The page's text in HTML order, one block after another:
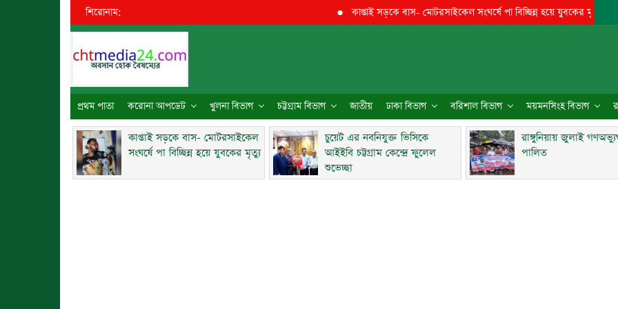
শিরোনাম: কাপ্তাই সড়কে বাস- মোটরসাইকেল সংঘর্ষে পা বিচ্ছিন্ন হয়ে যুবকের মৃত্যু●চুয়েট
প্রথম পাতা করোনা আপডেট খুলনা বিভাগ চট্টগ্রাম বিভাগ জাতীয় ঢাকা বিভাগ বরিশাল বিভাগ ময়মনসিংহ বিভাগ
কাপ্তাই সড়কে বাস- মোটরসাইকেল
সংঘর্ষে পা বিচ্ছিন্ন হয়ে যুবকের মৃত্যু
চুয়েট এর নবনিযুক্ত ভিসিকে
আইইবি চট্টগ্রাম কেন্দ্রে ফুলেল
শুভেচ্ছা
রাঙ্গুনিয়ায় জুলাই
পালিত